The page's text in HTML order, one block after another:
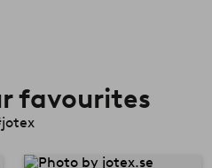
favourites